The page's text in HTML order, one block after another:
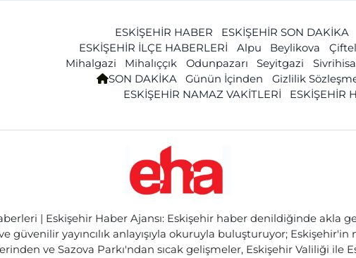
ESKİŞEHİR HABER ESKİŞEHİR SON DAKİKA
ESKİŞEHİR İLÇE HABERLERİ
Alpu Beylikova
Mihalgazi
Mihalıççık Odunpazarı Seyitgazi
SON DAKİKA
Günün İçinden Gizlilik
ESKİŞEHİR NAMAZ VAKİTLERİ
ESKİŞEHİR
| Eskişehir Haber Ajansı: Eskişehir haber denildiğinde akla
güvenilir yayıncılık anlayışıyla okuruyla buluşturuyor;
ve Sazova Parkı'ndan sıcak gelişmeler, Eskişehir Valiliği